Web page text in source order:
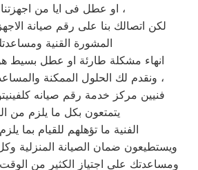
او عطل فى ايا من اجهزتنا المنزلية ،
لكن اتصالك بنا على رقم صيانة
المشورة القنية
انهاء مشكلة طارئة او عطل بسيط
ونقدم لك الحلول الممكنة والمساعدة قدر المستطاع ،
فنيين مركز خدمة رقم صيانه
يتمتعون بكل ما يلزم من
الفنية ما تؤهلهم للقيام بما
ويستطيعون ضمان الصيانة المنزلية
ومساعدتك على اجتياز الكثير من الوقت